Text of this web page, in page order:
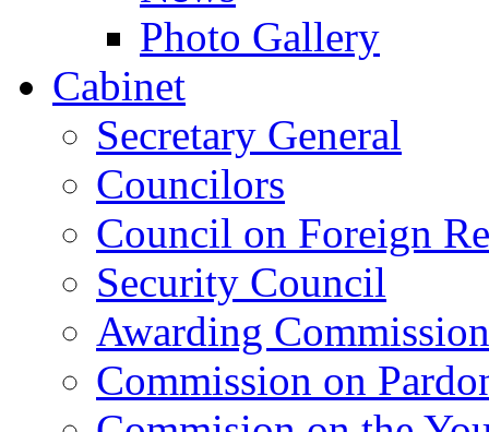
Photo Gallery
Cabinet
Secretary General
Councilors
Council on Foreign
Security Council
Awarding Commission
Commission on